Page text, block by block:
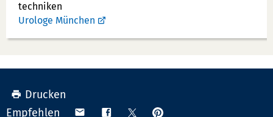
techniken
Urologe München
Drucken
Empfehlen
Teilen Teilen TeilenAnpinnen